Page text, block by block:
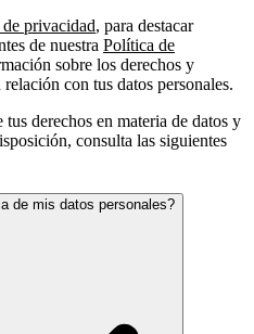
privacidad, para destacar
de nuestra Política de
sobre los derechos y
con tus datos personales.
derechos en materia de datos y
consulta las siguientes
de mis datos personales?